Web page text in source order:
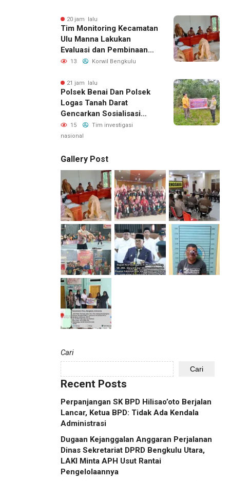
20 jam lalu
Tim Monitoring Kecamatan
Ulu Manna Lakukan
Evaluasi dan Pembinaan
APBDesa 2026 di Desa
13 Korwil Bengkulu
21 jam lalu
Polsek Benai Dan Polsek
Logas Tanah Darat
Gencarkan Sosialisasi
Karhutla, Kapolres
Kuansing Ajak Masyarakat
Dini
15
Tim investigasi
nasional
Gallery Post
Cari
Cari
Recent Posts
Perpanjangan SK BPD Hilisao’oto Berjalan
Lancar, Ketua BPD: Tidak Ada Kendala
Administrasi
Dugaan Kejanggalan Anggaran Perjalanan
Dinas Sekretariat DPRD Bengkulu Utara,
LAKI Minta APH Usut Rantai
Pengelolaannya